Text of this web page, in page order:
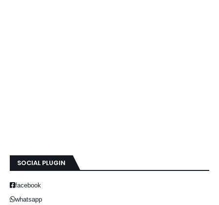
SOCIAL PLUGIN
facebook
whatsapp